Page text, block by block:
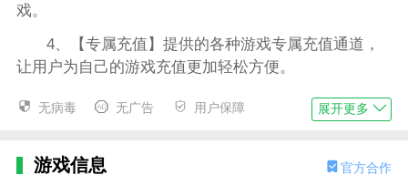
戏。
4、【专属充值】提供的各种游戏专属充值通道，
让用户为自己的游戏充值更加轻松方便。
0.1折福利手游app特色
2、超强福利：万元氪金神号，自动打折，无限0.1
无病毒 无广告 用户保障 展开更多
游戏信息 官方合作